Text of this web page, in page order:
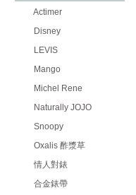
Actimer
Disney
LEVIS
Mango
Michel Rene
Naturally JOJO
Snoopy
Oxalis 酢漿草
情人對錶
合金錶帶